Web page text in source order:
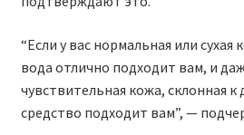
“Если у вас нормальная или сухая
вода отлично подходит вам, и
чувствительная кожа, склонная
средство подходит вам”, —